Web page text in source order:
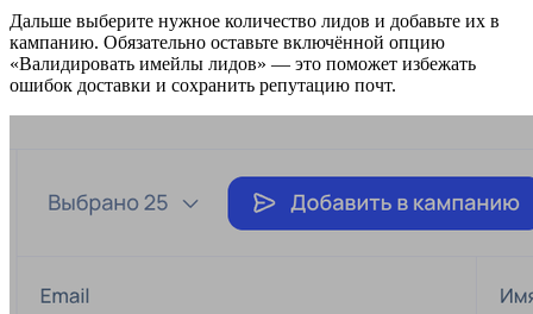
Дальше выберите нужное количество лидов и добавьте их в
кампанию. Обязательно оставьте включённой опцию
«Валидировать имейлы лидов» — это поможет избежать
ошибок доставки и сохранить репутацию почт.